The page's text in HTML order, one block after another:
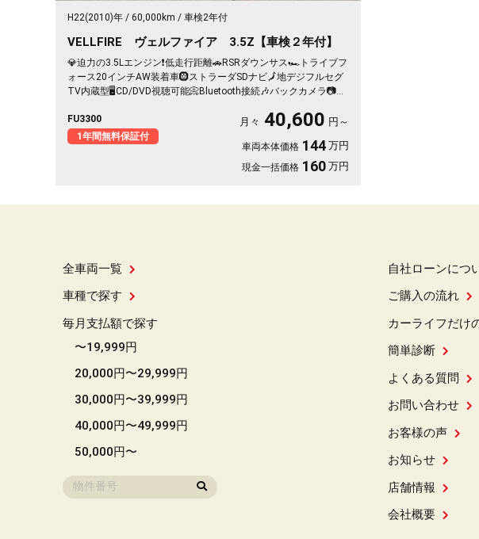
H22(2010)年 60,000km 車検2年付
VELLFIRE ヴェルファイア 3.5Z【車検２年付】
💎迫力の3.5Lエンジン❗低走行距離🚗RSRダウンサス🏎️トライブフ
ォース20インチAW装着車🛞ストラーダSDナビ🗾地デジフルセグ
TV内蔵型🖥️CD/DVD視聴可能📀Bluetooth接続🎶バックカメラ📷前
イドドアで乗り降りラクチン👍車検２年付🚗
FU3300
1年間無料保証付
月々 40,600 円～
車両本体価格 144 万円
現金一括価格 160 万円
全車両一覧
車種で探す
毎月支払額で探す
〜19,999円
20,000円〜29,999円
30,000円〜39,999円
40,000円〜49,999円
50,000円〜
自社ローンにつ
ご購入の流れ
カーライフだけ
簡単診断
よくある質問
お問い合わせ
お客様の声
お知らせ
店舗情報
会社概要